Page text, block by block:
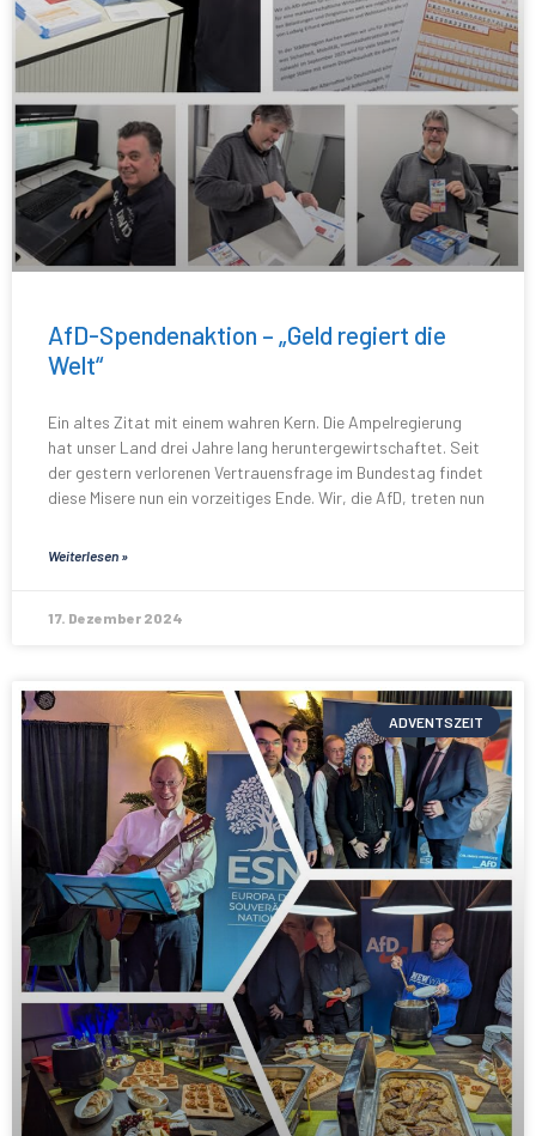
AfD-Spendenaktion – „Geld regiert die
Welt“
Ein altes Zitat mit einem wahren Kern. Die Ampelregierung
hat unser Land drei Jahre lang heruntergewirtschaftet. Seit
der gestern verlorenen Vertrauensfrage im Bundestag findet
diese Misere nun ein vorzeitiges Ende. Wir, die AfD, treten nun
Weiterlesen »
17. Dezember 2024
ADVENTSZEIT